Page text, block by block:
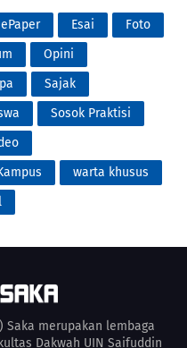
ePaper Esai
Foto
Opini
Sajak
Sosok Praktisi
warta khusus
Saka merupakan lembaga
Dakwah UIN Saifuddin